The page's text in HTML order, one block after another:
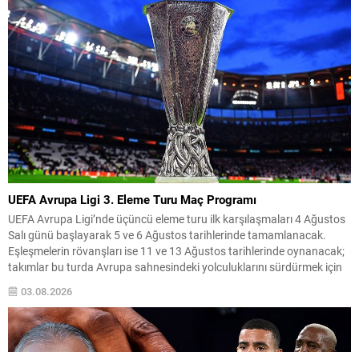
UEFA Avrupa Ligi 3. Eleme Turu Maç Programı
UEFA Avrupa Ligi’nde üçüncü eleme turu ilk karşılaşmaları 4 Ağustos
Salı günü başlayarak 5 ve 6 Ağustos tarihlerinde tamamlanacak.
Eşleşmelerin rövanşları ise 11 ve 13 Ağustos tarihlerinde oynanacak;
takımlar bu turda Avrupa sahnesindeki yolculuklarını sürdürmek için
mücadele edecekler. Beşiktaş, bu turda Çekya temsilcisi Hradec
Kralove ile eşleşti ve ilk maçını...
03.08.2026